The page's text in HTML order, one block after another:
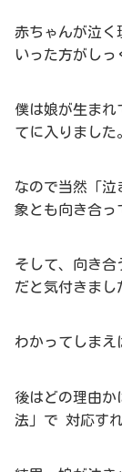
赤ちゃんが泣く
いった方がしっ
僕は娘が生まれ
てに入りました
なので当然「泣
象とも向き合っ
そして、向き合
だと気付きまし
わかってしまえ
後はどの理由か
法」で 対応す